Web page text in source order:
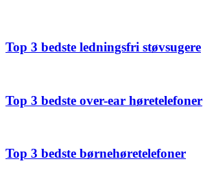
Top 3 bedste ledningsfri støvsugere
Top 3 bedste over-ear høretelefoner
Top 3 bedste børnehøretelefoner